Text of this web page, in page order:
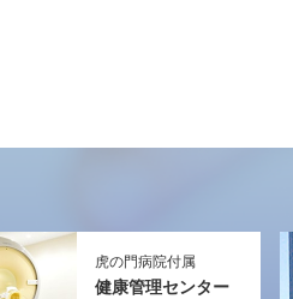
虎の門病院付属
健康管理センター